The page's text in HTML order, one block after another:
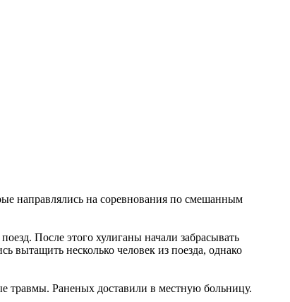
направлялись на соревнования по смешанным
После этого хулиганы начали забрасывать
вытащить несколько человек из поезда, однако
травмы. Раненых доставили в местную больницу.